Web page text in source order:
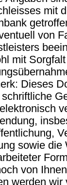
mit
von
mit
Dieses
sowie die
von
werden